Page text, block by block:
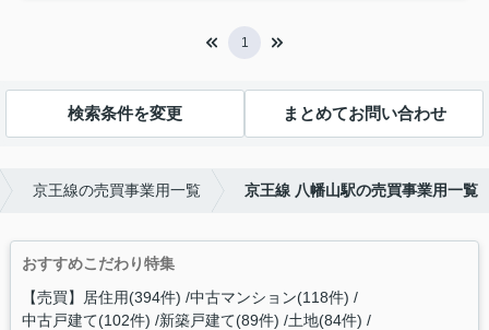
1
検索条件を変更 まとめてお問い合わせ
京王線の売買事業用一覧 京王線 八幡山駅の売買事業用一覧
おすすめこだわり特集
【売買】居住用(394件) 中古マンション(118件)
中古戸建て(102件) 新築戸建て(89件) 土地(84件)